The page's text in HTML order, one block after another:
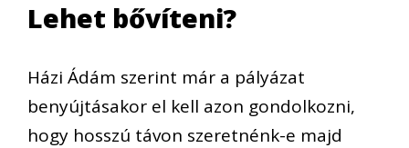
Lehet bővíteni?
Házi Ádám szerint már a pályázat
benyújtásakor el kell azon gondolkozni,
hogy hosszú távon szeretnénk-e majd